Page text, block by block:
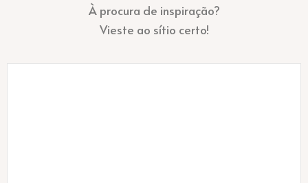
À procura de inspiração?
Vieste ao sítio certo!